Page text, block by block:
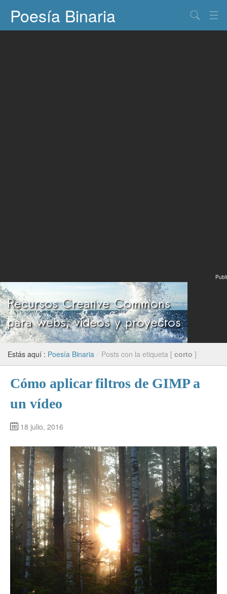
Poesía Binaria
Publi
Estás aquí : Poesía Binaria / Posts con la etiqueta [ corto ]
Cómo aplicar filtros de GIMP a
un vídeo
18 julio, 2016